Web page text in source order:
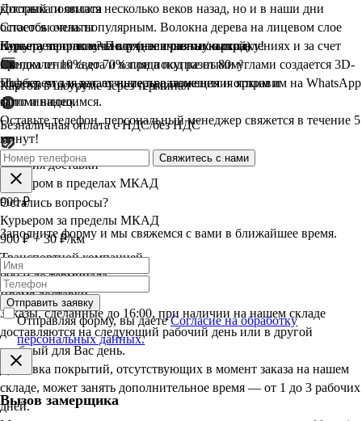
который появился несколько веков назад, но и в наши дни
остается очень популярным. Волокна дерева на лицевом слое
паркета направлены в рядах в разных направлениях и за счет
преломления света и взгляда под разными углами создается 3D-
эффект, что и делает интерьер помещения ярким и
запоминающимся.
Доставка и оплата
Способы оплаты
Курьеру при получении (наличными/картой)
Картой в шоуруме через терминал
Безналичная оплата с НДС/без НДС
Условия доставки
Курьером в пределах МКАД
900 ₽
Курьером за пределы МКАД
900 ₽ + 30 ₽/км
Транспортной компанией
900 ₽ до терминала
Время доставки
Заказы, сделанные до 16:00, при наличии на нашем складе
доставляются на следующий рабочий день или в другой
удобный для Вас день.
Доставка покрытий, отсутствующих в момент заказа на нашем
складе, может занять дополнительное время — от 1 до 3 рабочих
дней.
Покупаете оптом? Получитеприятнуюскидку!
Скидка от 10% до 70% при покупке от 80м²
Подберем для вас лучшие предложения и отправим на WhatsApp
фото и видео.
Оставьте телефон, персональный менеджер свяжется в течение 5
минут!
Свяжитесь с нами
Остались вопросы?
Заполните форму и мы свяжемся с вами в ближайшее время.
Отправить заявку
Отправляя форму, вы даетеСогласие на обработку
персональных данных.
Вызов замерщика